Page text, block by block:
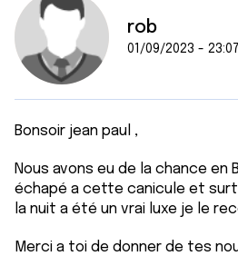
rob
01/09/2023 - 23:07
Bonsoir jean paul ,
Nous avons eu de la chance en
échapé a cette canicule et
la nuit a été un vrai luxe je le
Merci a toi de donner de tes